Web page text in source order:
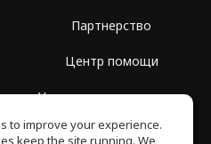
Партнерство
Центр помощи
Условия использования
Политика
to improve your experience.
keep the site running. We